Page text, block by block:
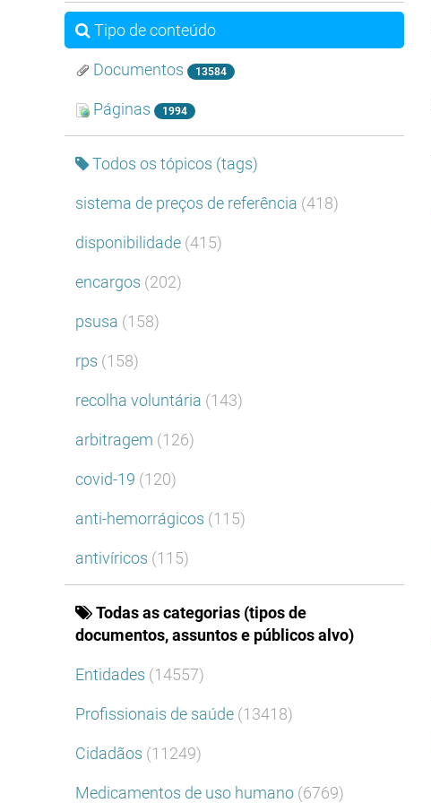
Tipo de conteúdo
Documentos 13584
Páginas 1994
Todos os tópicos (tags)
sistema de preços de referência (418)
disponibilidade (415)
encargos (202)
psusa (158)
rps (158)
recolha voluntária (143)
arbitragem (126)
covid-19 (120)
anti-hemorrágicos (115)
antivíricos (115)
Todas as categorias (tipos de
documentos, assuntos e públicos alvo)
Entidades (14557)
Profissionais de saúde (13418)
Cidadãos (11249)
Medicamentos de uso humano (6769)